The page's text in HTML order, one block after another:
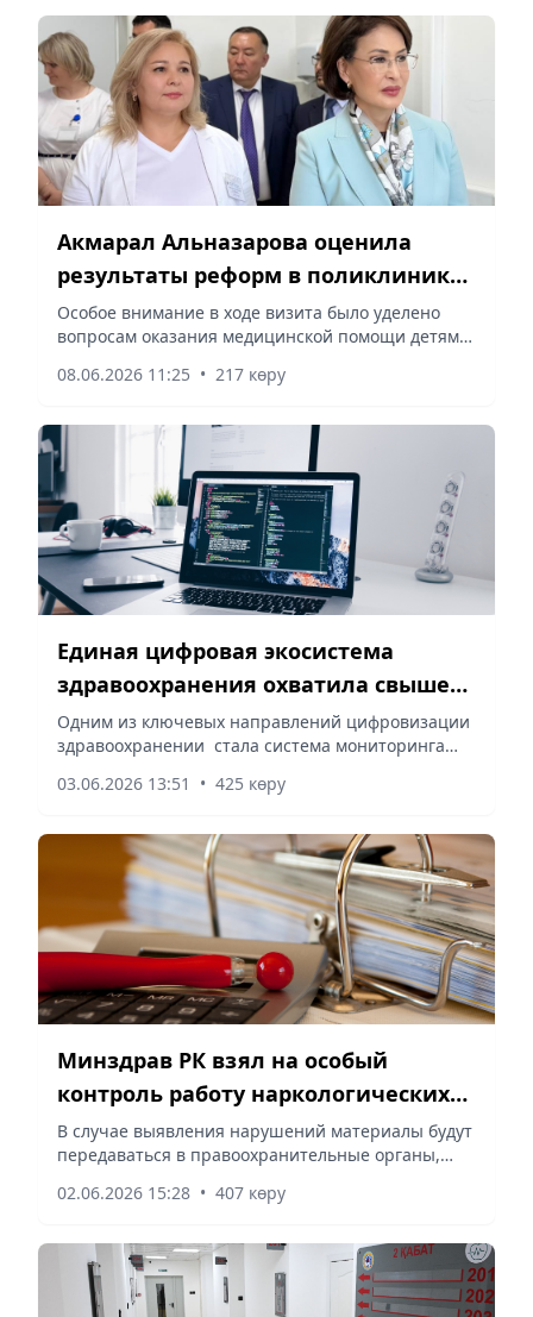
Акмарал Альназарова оценила
результаты реформ в поликлиниках
Астаны
Особое внимание в ходе визита было уделено
вопросам оказания медицинской помощи детям,
08.06.2026 11:25 • 217 көру
Единая цифровая экосистема
здравоохранения охватила свыше
21 тысячи медорганизаций
Одним из ключевых направлений цифровизации
здравоохранении стала система мониторинга
корреспондент vecher.kz.
03.06.2026 13:51 • 425 көру
Минздрав РК взял на особый
контроль работу наркологических
центров
В случае выявления нарушений материалы будут
передаваться в правоохранительные органы,
02.06.2026 15:28 • 407 көру